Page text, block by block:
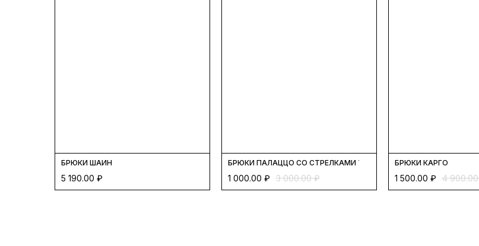
БРЮКИ ШАЙН
5 190.00 ₽
БРЮКИ ПАЛАЦЦО СО СТРЕЛКАМИ ТРЕХНИТКА
1 000.00 ₽ 3 000.00 ₽
БРЮКИ КАРГО
1 500.00 ₽ 4 900.00